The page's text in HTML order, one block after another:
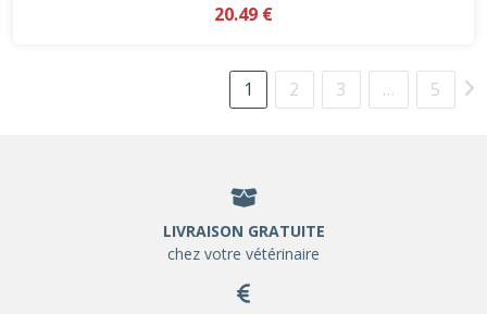
20.49 €
1 2 3 … 5
LIVRAISON GRATUITE
chez votre vétérinaire